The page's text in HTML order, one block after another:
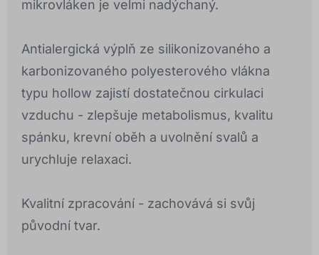
mikrovláken je velmi nadýchaný.
Antialergická výplň ze silikonizovaného a
karbonizovaného polyesterového vlákna
typu hollow zajistí dostatečnou cirkulaci
vzduchu - zlepšuje metabolismus, kvalitu
spánku, krevní oběh a uvolnění svalů a
urychluje relaxaci.
Kvalitní zpracování - zachovává si svůj
původní tvar.